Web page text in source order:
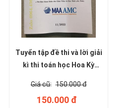
Tuyển tập đề thi và lời giải
kì thi toán học Hoa Kỳ
150.000 đ
150.000 đ